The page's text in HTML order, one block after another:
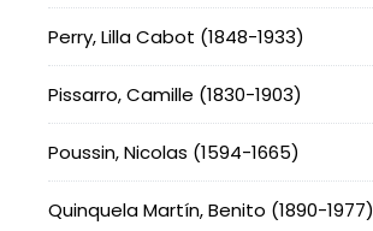
Perry, Lilla Cabot (1848-1933)
Pissarro, Camille (1830-1903)
Poussin, Nicolas (1594-1665)
Quinquela Martín, Benito (1890-1977)